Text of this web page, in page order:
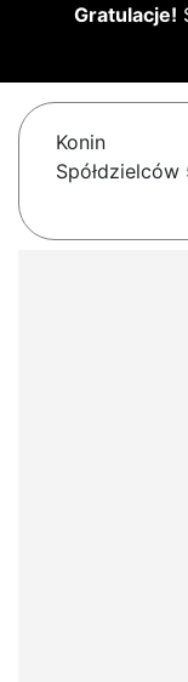
Gratulacje!
Konin
Spółdzielców